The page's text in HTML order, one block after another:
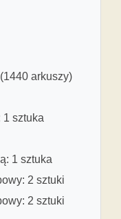
arkuszy)
1 sztuka
1 sztuka
2 sztuki
2 sztuki